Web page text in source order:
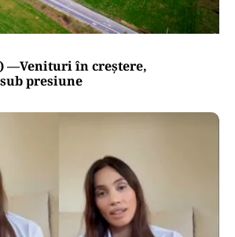
—Venituri în creștere,
presiune